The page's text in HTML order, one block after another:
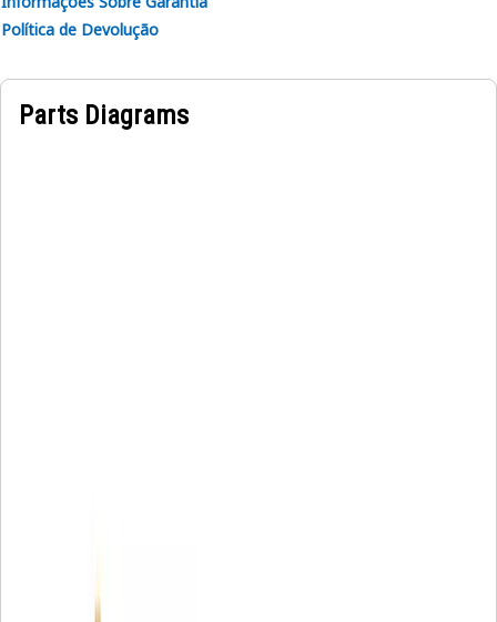
Política de Devolução
Parts Diagrams